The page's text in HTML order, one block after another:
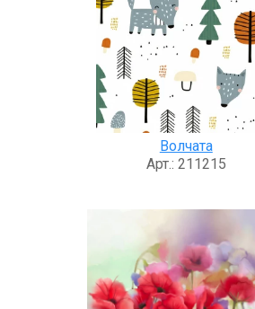
Волчата
Арт.: 211215